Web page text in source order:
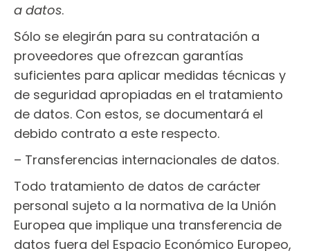
a datos.
Sólo se elegirán para su contratación a
proveedores que ofrezcan garantías
suficientes para aplicar medidas técnicas y
de seguridad apropiadas en el tratamiento
de datos. Con estos, se documentará el
debido contrato a este respecto.
– Transferencias internacionales de datos.
Todo tratamiento de datos de carácter
personal sujeto a la normativa de la Unión
Europea que implique una transferencia de
datos fuera del Espacio Económico Europeo,